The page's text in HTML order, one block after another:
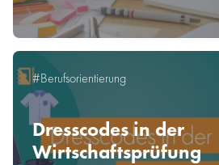
#Berufsorientierung
Dresscodes in der
Wirtschaftsprüfung